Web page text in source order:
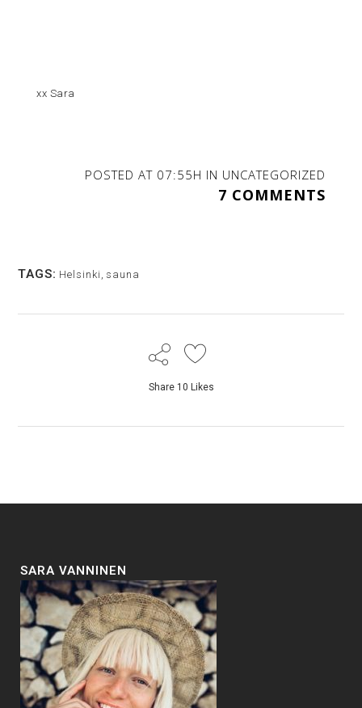
xx Sara
POSTED AT 07:55H IN UNCATEGORIZED
7 COMMENTS
TAGS: Helsinki sauna
Share 10 Likes
SARA VANNINEN